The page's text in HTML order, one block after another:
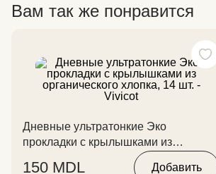
Вам так же понравится
Дневные ультратонкие Эко
прокладки с крылышками из
органического хлопка, 14 шт. -
150 MDL Добавить